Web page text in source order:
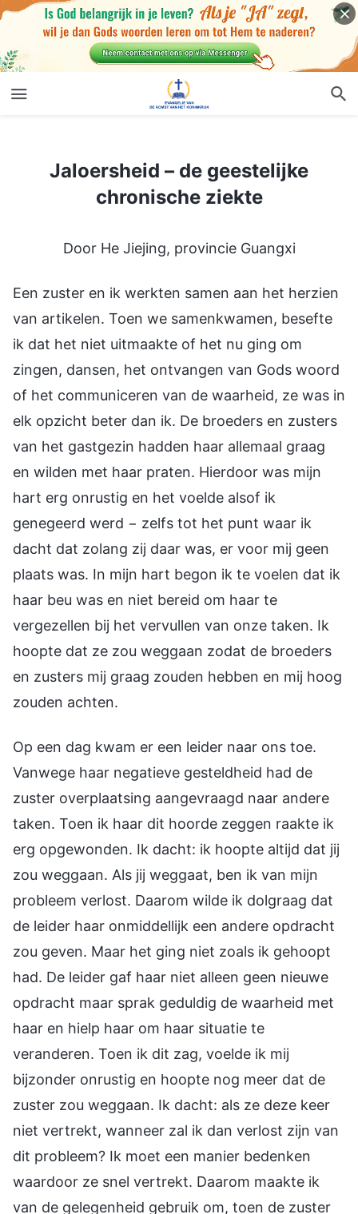
Jaloersheid – de geestelijke chronische ziekte
Jaloersheid – de geestelijke
chronische ziekte
Door He Jiejing, provincie Guangxi
Een zuster en ik werkten samen aan het herzien
van artikelen. Toen we samenkwamen, besefte
ik dat het niet uitmaakte of het nu ging om
zingen, dansen, het ontvangen van Gods woord
of het communiceren van de waarheid, ze was in
elk opzicht beter dan ik. De broeders en zusters
van het gastgezin hadden haar allemaal graag
en wilden met haar praten. Hierdoor was mijn
hart erg onrustig en het voelde alsof ik
genegeerd werd − zelfs tot het punt waar ik
dacht dat zolang zij daar was, er voor mij geen
plaats was. In mijn hart begon ik te voelen dat ik
haar beu was en niet bereid om haar te
vergezellen bij het vervullen van onze taken. Ik
hoopte dat ze zou weggaan zodat de broeders
en zusters mij graag zouden hebben en mij hoog
zouden achten.
Op een dag kwam er een leider naar ons toe.
Vanwege haar negatieve gesteldheid had de
zuster overplaatsing aangevraagd naar andere
taken. Toen ik haar dit hoorde zeggen raakte ik
erg opgewonden. Ik dacht: ik hoopte altijd dat jij
zou weggaan. Als jij weggaat, ben ik van mijn
probleem verlost. Daarom wilde ik dolgraag dat
de leider haar onmiddellijk een andere opdracht
zou geven. Maar het ging niet zoals ik gehoopt
had. De leider gaf haar niet alleen geen nieuwe
opdracht maar sprak geduldig de waarheid met
haar en hielp haar om haar situatie te
veranderen. Toen ik dit zag, voelde ik mij
bijzonder onrustig en hoopte nog meer dat de
zuster zou weggaan. Ik dacht: als ze deze keer
niet vertrekt, wanneer zal ik dan verlost zijn van
dit probleem? Ik moet een manier bedenken
waardoor ze snel vertrekt. Daarom maakte ik
van de gelegenheid gebruik om, toen de zuster